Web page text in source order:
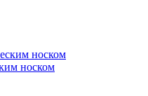
носком